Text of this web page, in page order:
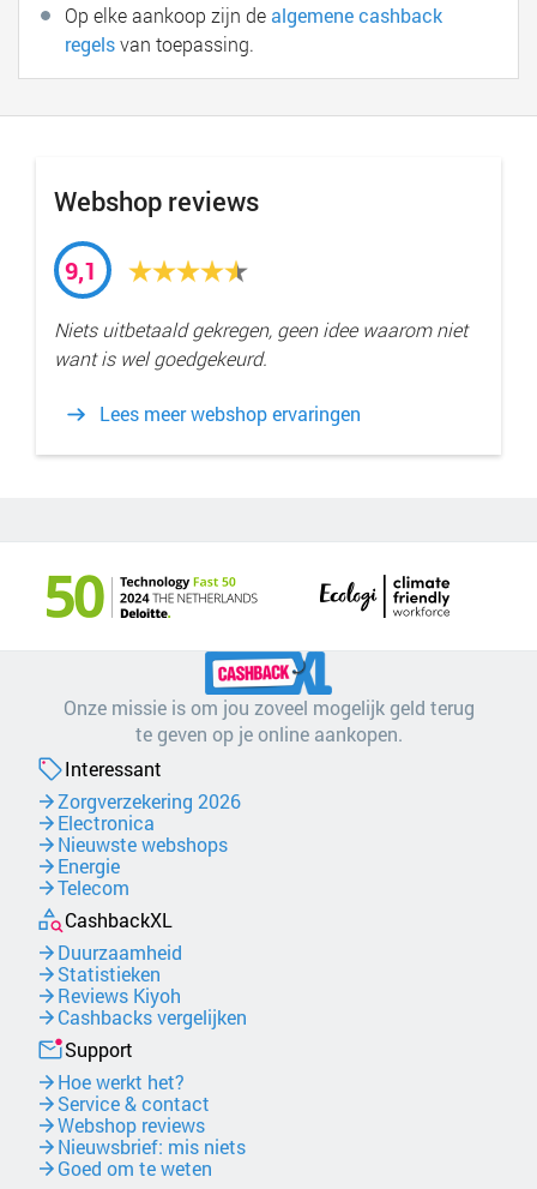
Op elke aankoop zijn dealgemene cashback
regelsvan toepassing.
Webshop reviews
9,1
Niets uitbetaald gekregen, geen idee waarom niet
want is wel goedgekeurd.
Lees meer webshop ervaringen
Onze missie is om jou zoveel mogelijk geld terug
te geven op je online aankopen.
Interessant
Zorgverzekering 2026
Electronica
Nieuwste webshops
Energie
Telecom
CashbackXL
Duurzaamheid
Statistieken
Reviews Kiyoh
Cashbacks vergelijken
Support
Hoe werkt het?
Service & contact
Webshop reviews
Nieuwsbrief: mis niets
Goed om te weten